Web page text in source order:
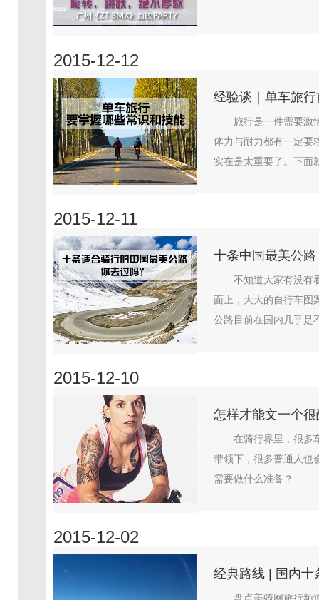
2015-12-12
经验谈｜单车旅
旅行是一件需要激
体力与耐力都有一定要
实在是太重要了。下面
2015-12-11
十条中国最美公
不知道大家有没有
面上，大大的自行车图
公路目前在国内几乎是
2015-12-10
怎样才能文一个
在骑行界里，很多
带领下，很多普通人也
需要做什么准备？...
2015-12-02
经典路线 | 国内十
盘点美骑网旅行频